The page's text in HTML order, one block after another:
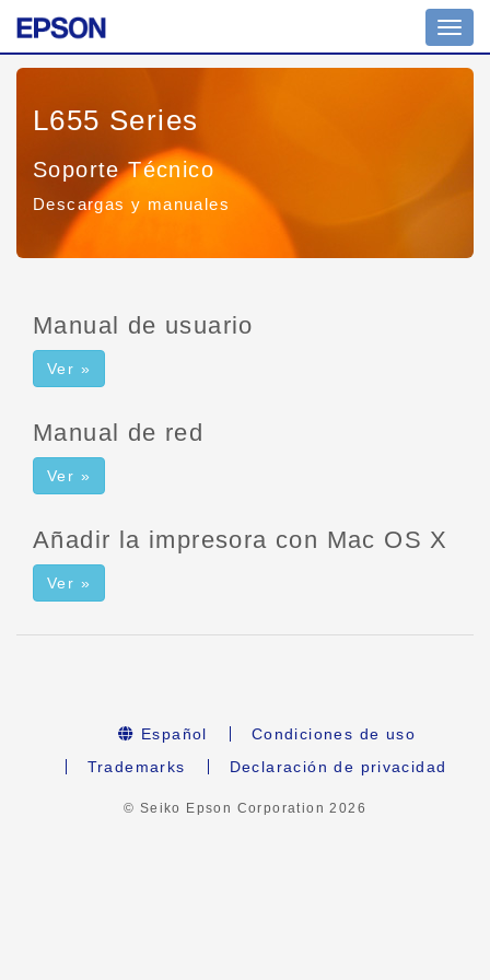
L655 Series
Soporte Técnico
Descargas y manuales
Manual de usuario
Ver »
Manual de red
Ver »
Añadir la impresora con Mac OS X
Ver »
Español
Condiciones de uso
Trademarks
Declaración de privacidad
© Seiko Epson Corporation2026